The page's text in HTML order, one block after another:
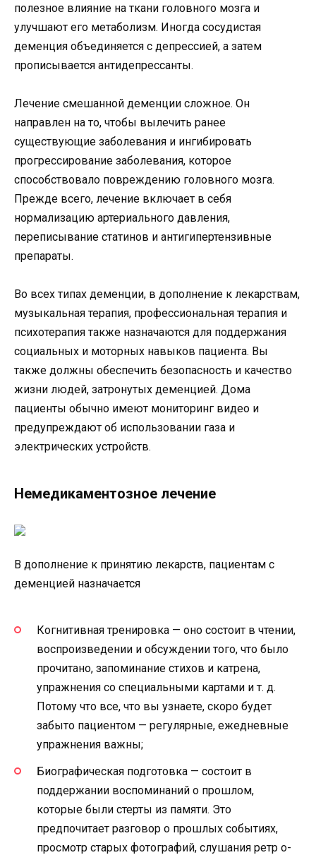
полезное влияние на ткани головного мозга и
улучшают его метаболизм. Иногда сосудистая
деменция объединяется с депрессией, а затем
прописывается антидепрессанты.
Лечение смешанной деменции сложное. Он
направлен на то, чтобы вылечить ранее
существующие заболевания и ингибировать
прогрессирование заболевания, которое
способствовало повреждению головного мозга.
Прежде всего, лечение включает в себя
нормализацию артериального давления,
переписывание статинов и антигипертензивные
препараты.
Во всех типах деменции, в дополнение к лекарствам,
музыкальная терапия, профессиональная терапия и
психотерапия также назначаются для поддержания
социальных и моторных навыков пациента. Вы
также должны обеспечить безопасность и качество
жизни людей, затронутых деменцией. Дома
пациенты обычно имеют мониторинг видео и
предупреждают об использовании газа и
электрических устройств.
Немедикаментозное лечение
В дополнение к принятию лекарств, пациентам с
деменцией назначается
Когнитивная тренировка — оно состоит в чтении,
воспроизведении и обсуждении того, что было
прочитано, запоминание стихов и катрена,
упражнения со специальными картами и т. д.
Потому что все, что вы узнаете, скоро будет
забыто пациентом — регулярные, ежедневные
упражнения важны;
Биографическая подготовка — состоит в
поддержании воспоминаний о прошлом,
которые были стерты из памяти. Это
предпочитает разговор о прошлых событиях,
просмотр старых фотографий, слушания ретр о-